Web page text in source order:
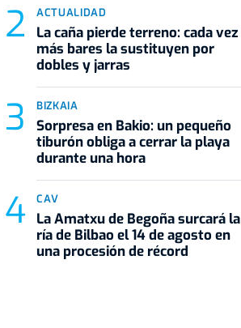
ACTUALIDAD
La caña pierde terreno: cada vez
más bares la sustituyen por
dobles y jarras
BIZKAIA
Sorpresa en Bakio: un pequeño
tiburón obliga a cerrar la playa
durante una hora
CAV
La Amatxu de Begoña surcará la
ría de Bilbao el 14 de agosto en
una procesión de récord